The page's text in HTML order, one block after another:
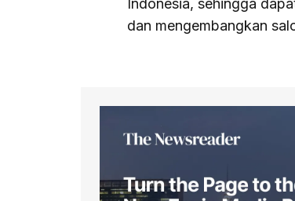
Indonesia, sehingga
dan mengembangkan